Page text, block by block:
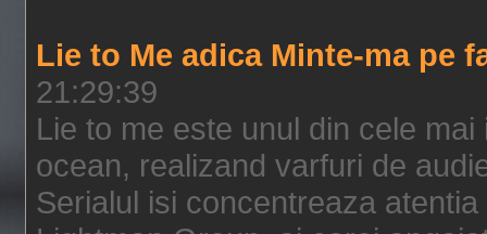
Lie to Me adica Minte-ma pe
21:29:39
Lie to me este unul din cele
ocean, realizand varfuri de
Serialul isi concentreaza